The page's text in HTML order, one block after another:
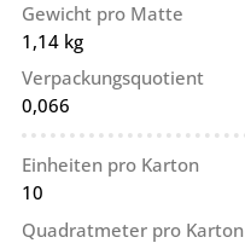
Gewicht pro Matte
1,14 kg
Verpackungsquotient
0,066
Einheiten pro Karton
10
Quadratmeter pro Karton